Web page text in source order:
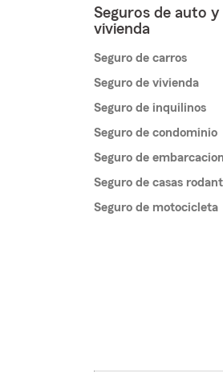
Seguros de auto y
vivienda
Seguro de carros
Seguro de vivienda
Seguro de inquilinos
Seguro de condominio
Seguro de
Seguro de casas
Seguro de motocicleta